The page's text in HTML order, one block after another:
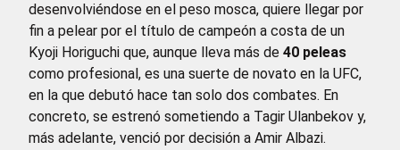
desenvolviéndose en el peso mosca, quiere llegar por
fin a pelear por el título de campeón a costa de un
Kyoji Horiguchi que, aunque lleva más de 40 peleas
como profesional, es una suerte de novato en la UFC,
en la que debutó hace tan solo dos combates. En
concreto, se estrenó sometiendo a Tagir Ulanbekov y,
más adelante, venció por decisión a Amir Albazi.